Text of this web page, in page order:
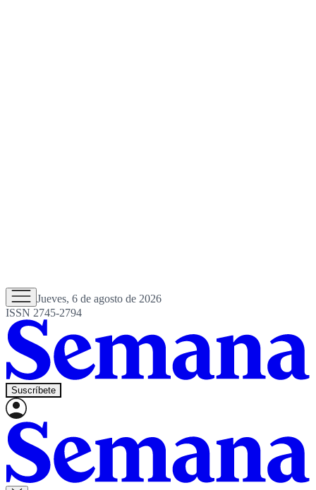
Jueves, 6 de agosto de 2026
ISSN 2745-2794
Suscríbete